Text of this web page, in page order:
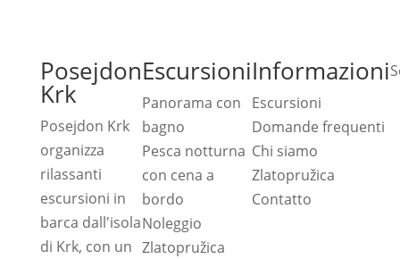
Posejdon
Krk
Posejdon Krk
organizza
rilassanti
escursioni in
barca dall'isola
di Krk, con un
Escursioni
Panorama con
bagno
Pesca notturna
con cena a
bordo
Noleggio
Zlatopružica
Informazioni
Escursioni
Domande frequenti
Chi siamo
Zlatopružica
Contatto